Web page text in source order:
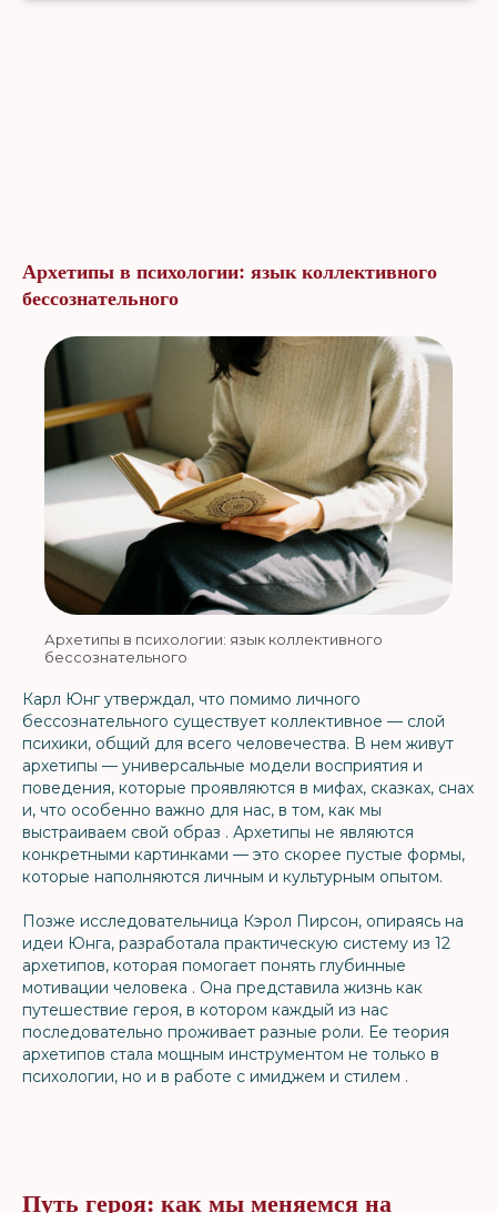
Архетипы в психологии: язык коллективного
бессознательного
Архетипы в психологии: язык коллективного
бессознательного
Карл Юнг утверждал, что помимо личного
бессознательного существует коллективное — слой
психики, общий для всего человечества. В нем живут
архетипы — универсальные модели восприятия и
поведения, которые проявляются в мифах, сказках, снах
и, что особенно важно для нас, в том, как мы
выстраиваем свой образ . Архетипы не являются
конкретными картинками — это скорее пустые формы,
которые наполняются личным и культурным опытом.
Позже исследовательница Кэрол Пирсон, опираясь на
идеи Юнга, разработала практическую систему из 12
архетипов, которая помогает понять глубинные
мотивации человека . Она представила жизнь как
путешествие героя, в котором каждый из нас
последовательно проживает разные роли. Ее теория
архетипов стала мощным инструментом не только в
психологии, но и в работе с имиджем и стилем .
Путь героя: как мы меняемся на